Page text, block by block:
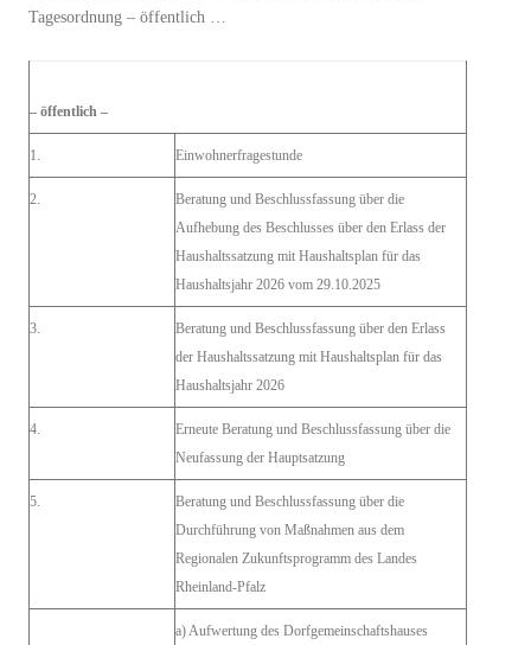
Tagesordnung – öffentlich …
– öffentlich –
1. Einwohnerfragestunde
2.
Beratung und Beschlussfassung über die
Aufhebung des Beschlusses über den Erlass der
Haushaltssatzung mit Haushaltsplan für das
Haushaltsjahr 2026 vom 29.10.2025
3.
Beratung und Beschlussfassung über den Erlass
der Haushaltssatzung mit Haushaltsplan für das
Haushaltsjahr 2026
4.
Erneute Beratung und Beschlussfassung über die
Neufassung der Hauptsatzung
5.
Beratung und Beschlussfassung über die
Durchführung von Maßnahmen aus dem
Regionalen Zukunftsprogramm des Landes
Rheinland-Pfalz
a) Aufwertung des Dorfgemeinschaftshauses